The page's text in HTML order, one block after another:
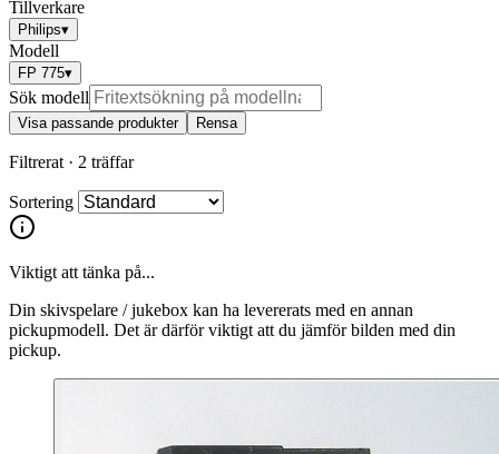
Tillverkare
Philips▾
Modell
FP 775▾
Sök modell
Visa passande produkter Rensa
Filtrerat · 2 träffar
Sortering
Viktigt att tänka på...
Din skivspelare / jukebox kan ha levererats med en annan
pickupmodell. Det är därför viktigt att du jämför bilden med din
pickup.